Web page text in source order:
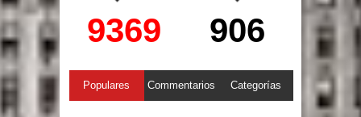
9369 906
Populares Commentarios Categorías